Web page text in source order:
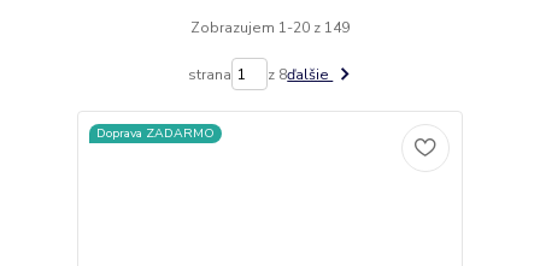
Zobrazujem 1-20 z 149
strana z 8ďalšie
Doprava ZADARMO